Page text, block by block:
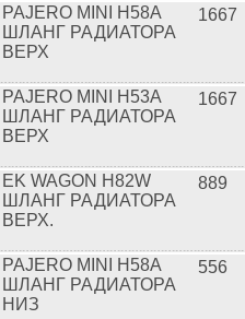
PAJERO MINI H58A
ШЛАНГ РАДИАТОРА
ВЕРХ
1667
PAJERO MINI H53A
ШЛАНГ РАДИАТОРА
ВЕРХ
1667
EK WAGON H82W
ШЛАНГ РАДИАТОРА
ВЕРХ.
889
PAJERO MINI H58A
ШЛАНГ РАДИАТОРА
НИЗ
556